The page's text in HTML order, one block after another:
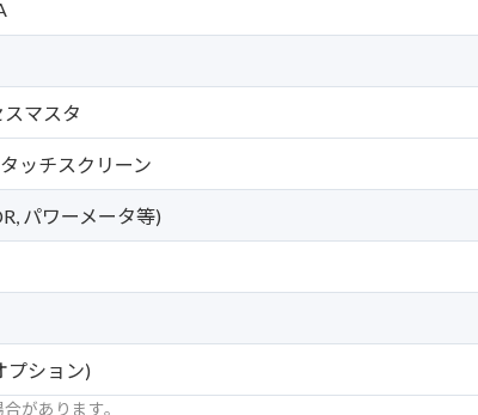
マスタ
ッチスクリーン
パワーメータ等)
プション)
があります。